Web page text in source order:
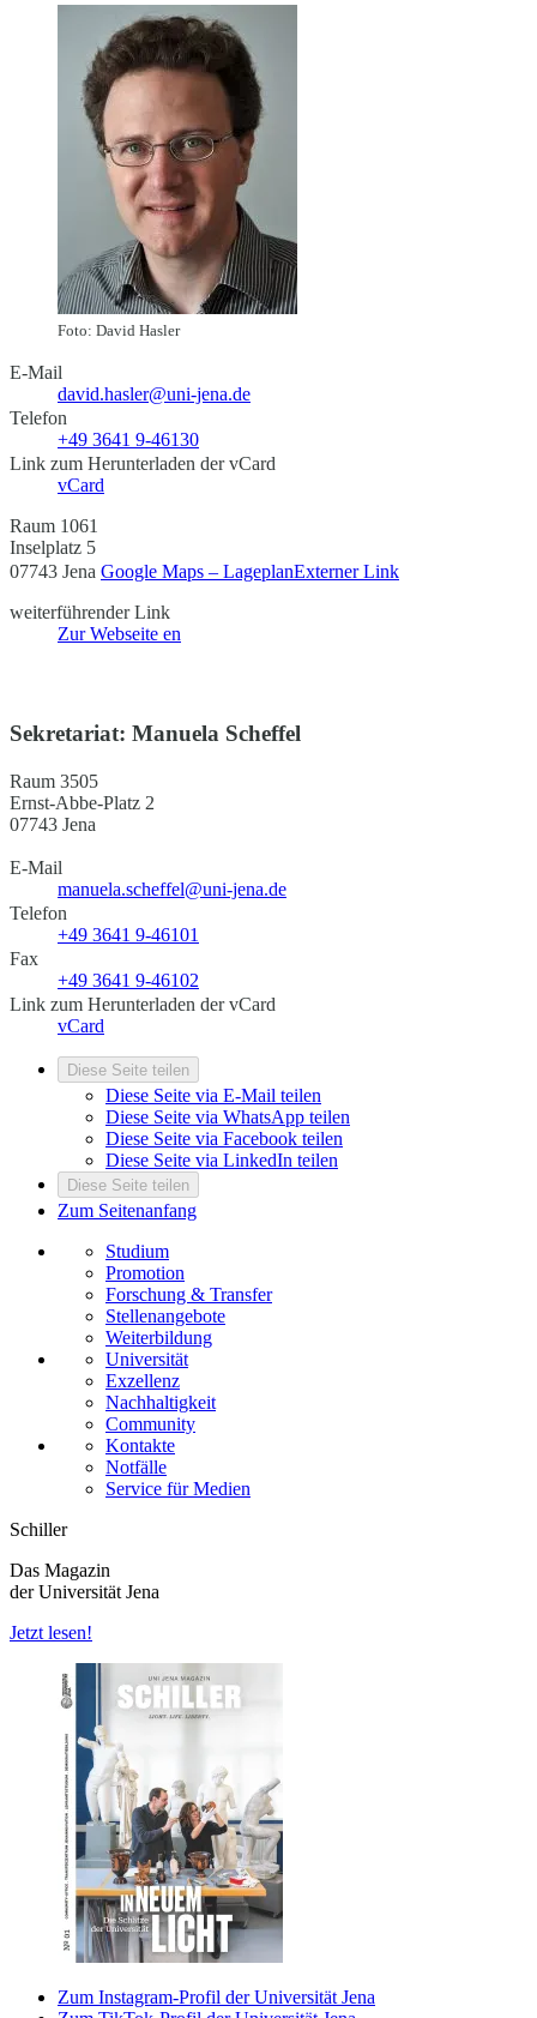
Foto: David Hasler
E-Mail
david.hasler@uni-jena.de
Telefon
+49 3641 9-46130
Link zum Herunterladen der vCard
vCard
Raum 1061
Inselplatz 5
07743 Jena Google Maps – LageplanExterner Link
weiterführender Link
Zur Webseite en
Sekretariat: Manuela Scheffel
Raum 3505
Ernst-Abbe-Platz 2
07743 Jena
E-Mail
manuela.scheffel@uni-jena.de
Telefon
+49 3641 9-46101
Fax
+49 3641 9-46102
Link zum Herunterladen der vCard
vCard
Diese Seite teilen
Diese Seite via E-Mail teilen
Diese Seite via WhatsApp teilen
Diese Seite via Facebook teilen
Diese Seite via LinkedIn teilen
Diese Seite teilen
Zum Seitenanfang
Studium
Promotion
Forschung & Transfer
Stellenangebote
Weiterbildung
Universität
Exzellenz
Nachhaltigkeit
Community
Kontakte
Notfälle
Service für Medien
Schiller
Das Magazin
der Universität Jena
Jetzt lesen!
Zum Instagram-Profil der Universität Jena